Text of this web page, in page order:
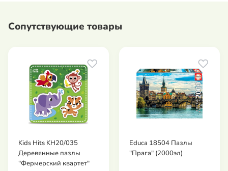
Сопутствующие товары
Kids Hits KH20/035
Деревянные пазлы
"Фермерский квартет"
Educa 18504 Пазлы
"Прага" (2000эл)